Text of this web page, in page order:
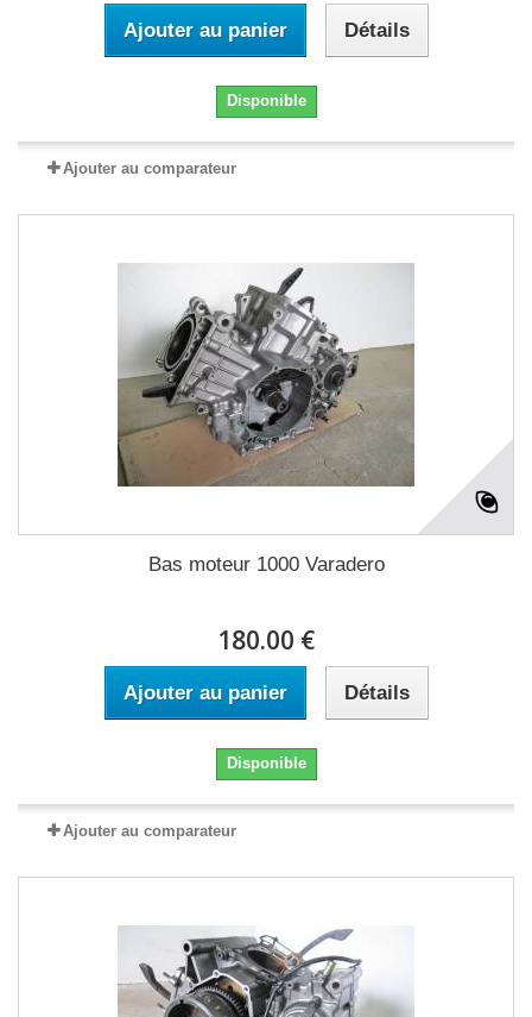
Ajouter au panier Détails
Disponible
Ajouter au comparateur
Bas moteur 1000 Varadero
180.00 €
Ajouter au panier Détails
Disponible
Ajouter au comparateur